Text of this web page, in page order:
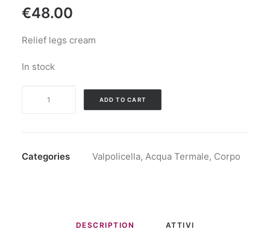
€48.00
Relief legs cream
In stock
Valpolicella
ADD TO CART
Categories Valpolicella, Acqua Termale, Corpo
DESCRIPTION ATTIVI